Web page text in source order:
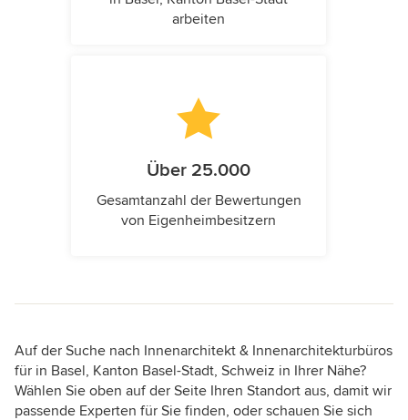
arbeiten
Über 25.000
Gesamtanzahl der Bewertungen
von Eigenheimbesitzern
Auf der Suche nach Innenarchitekt & Innenarchitekturbüros
für in Basel, Kanton Basel-Stadt, Schweiz in Ihrer Nähe?
Wählen Sie oben auf der Seite Ihren Standort aus, damit wir
passende Experten für Sie finden, oder schauen Sie sich